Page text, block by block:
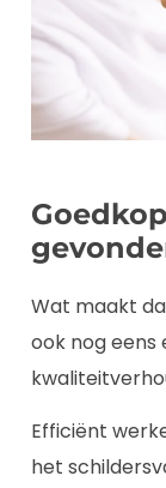
Wat maakt
ook nog
Efficiënt
het